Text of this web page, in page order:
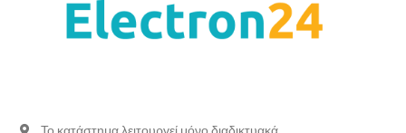
Το κατάστημα λειτουργεί μόνο διαδικτυακά.